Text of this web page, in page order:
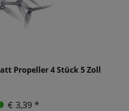
Propeller 4 Stück 5 Zoll
€ 3,39 *